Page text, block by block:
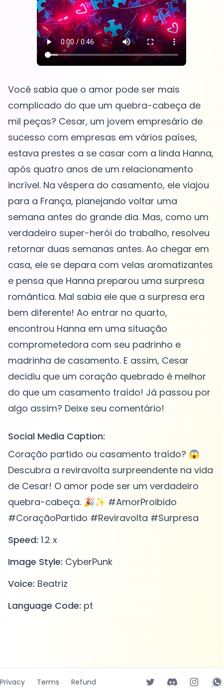
Você sabia que o amor pode ser mais
complicado do que um quebra-cabeça de
mil peças? Cesar, um jovem empresário de
sucesso com empresas em vários países,
estava prestes a se casar com a linda Hanna,
após quatro anos de um relacionamento
incrível. Na véspera do casamento, ele viajou
para a França, planejando voltar uma
semana antes do grande dia. Mas, como um
verdadeiro super-herói do trabalho, resolveu
retornar duas semanas antes. Ao chegar em
casa, ele se depara com velas aromatizantes
e pensa que Hanna preparou uma surpresa
romântica. Mal sabia ele que a surpresa era
bem diferente! Ao entrar no quarto,
encontrou Hanna em uma situação
comprometedora com seu padrinho e
madrinha de casamento. E assim, Cesar
decidiu que um coração quebrado é melhor
do que um casamento traído! Já passou por
Social Media Caption:
Coração partido ou casamento traído? 😱
Descubra a reviravolta surpreendente na vida
de Cesar! O amor pode ser um verdadeiro
quebra-cabeça. 🎉✨ #AmorProibido
#CoraçãoPartido #Reviravolta #Surpresa
Speed: 1.2 x
Image Style: CyberPunk
Voice: Beatriz
Language Code: pt
Privacy Terms Refund